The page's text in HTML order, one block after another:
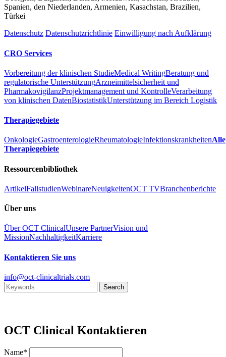
Spanien, den Niederlanden, Armenien, Kasachstan, Brazilien,
Türkei
Datenschutz Datenschutzrichtlinie Einwilligung nach Aufklärung
CRO Services
Vorbereitung der klinischen StudieMedical WritingBeratung und
regulatorische UnterstützungArzneimittelsicherheit und
PharmakovigilanzProjektmanagement und KontrolleVerarbeitung
von klinischen DatenBiostatistikUnterstützung im Bereich Logistik
Therapiegebiete
OnkologieGastroenterologieRheumatologieInfektionskrankheitenAlle
Therapiegebiete
Ressourcenbibliothek
ArtikelFallstudienWebinareNeuigkeitenOCT TVBranchenberichte
Über uns
Über OCT ClinicalUnsere PartnerVision und
MissionNachhaltigkeitKarriere
Kontaktieren Sie uns
info@oct-clinicaltrials.com
OCT Clinical Kontaktieren
Name*